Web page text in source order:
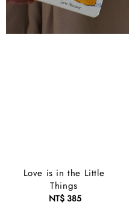
Love is in the Little
Things
Regular
NT$ 385